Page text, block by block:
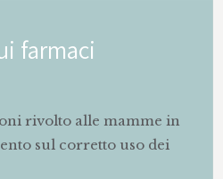
farmaci
rivolto alle mamme in
sul corretto uso dei